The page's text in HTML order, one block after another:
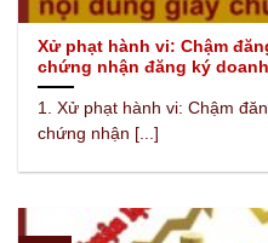
Xử phạt hành vi: Chậm
chứng nhận đăng ký
1. Xử phạt hành vi: Chậm
chứng nhận [...]